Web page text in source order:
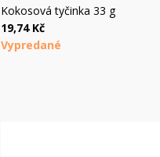
Rýchly náhľad
Kokosová tyčinka 33 g
19,74 Kč
Vypredané